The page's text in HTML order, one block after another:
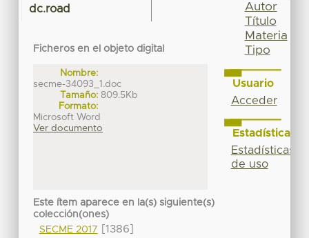
dc.road
Ficheros en el objeto digital
Nombre:
secme-34093_1.doc
Tamaño: 809.5Kb
Formato:
Microsoft Word
Ver documento
Este ítem aparece en la(s) siguiente(s)
colección(ones)
SECME 2017
[1386]
Autor
Título
Materia
Tipo
Usuario
Acceder
Estadísticas
Estadísticas
de uso